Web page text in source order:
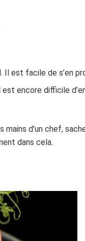
est facile de s’en
encore difficile
d’un chef,
dans cela.